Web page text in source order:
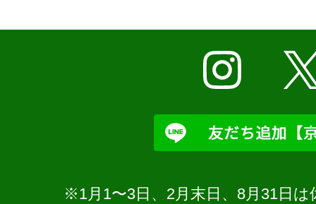
※1月1〜3日、2月末日、8月31日